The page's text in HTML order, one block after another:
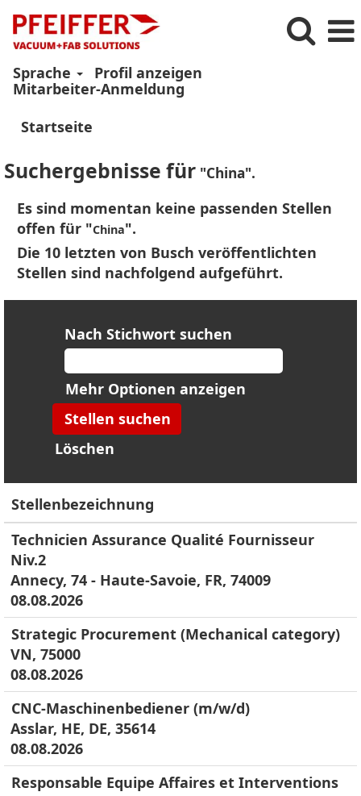
Sprache
Profil anzeigen
Mitarbeiter-Anmeldung
Startseite
Suchergebnisse für "China".
Es sind momentan keine passenden Stellen
offen für "China".
Die 10 letzten von Busch veröffentlichten
Stellen sind nachfolgend aufgeführt.
Nach Stichwort suchen
Mehr Optionen anzeigen
Löschen
Stellenbezeichnung
Technicien Assurance Qualité Fournisseur
Niv.2
Annecy, 74 - Haute-Savoie, FR, 74009
08.08.2026
Strategic Procurement (Mechanical category)
VN, 75000
08.08.2026
CNC-Maschinenbediener (m/w/d)
Asslar, HE, DE, 35614
08.08.2026
Responsable Equipe Affaires et Interventions